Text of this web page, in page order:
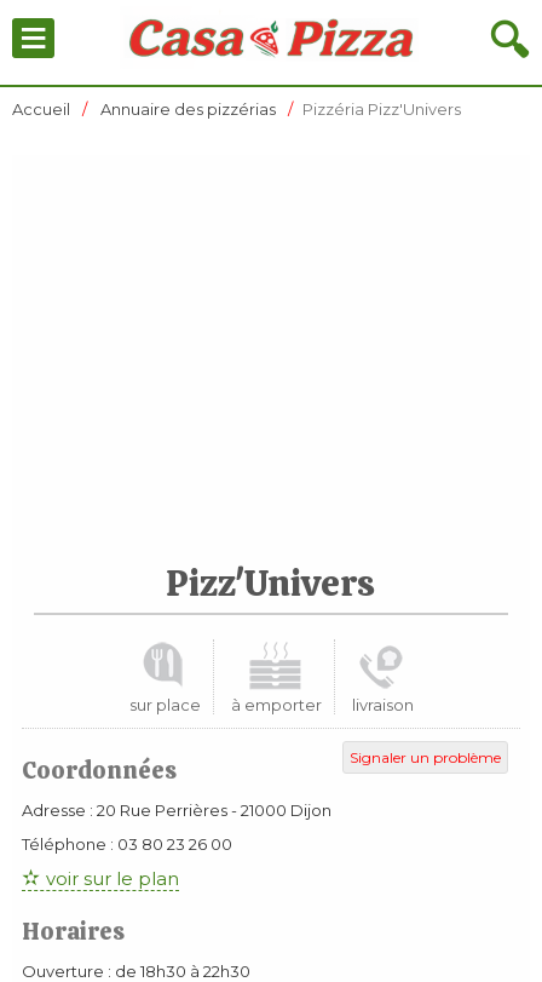
🔍
≡
Accueil Annuaire des pizzérias Pizzéria Pizz'Univers
Pizz'Univers
sur place à emporter livraison
Signaler un problème
Coordonnées
Adresse : 20 Rue Perrières-21000 Dijon
Téléphone : 03 80 23 26 00
voir sur le plan
Horaires
Ouverture : de 18h30 à 22h30